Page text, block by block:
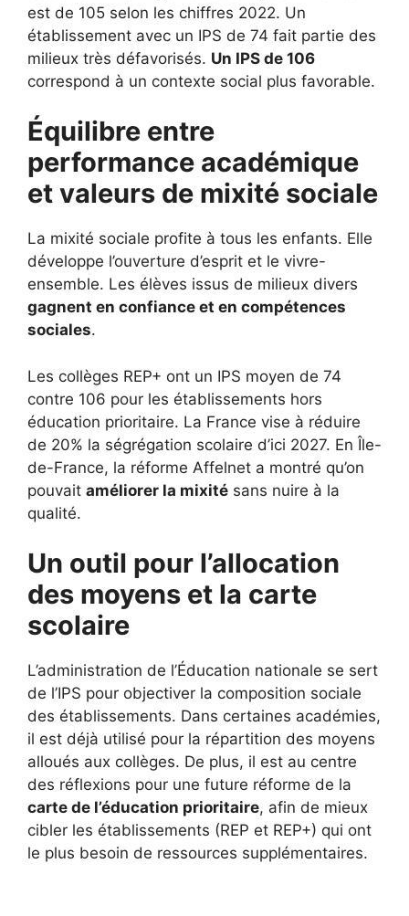
est de 105 selon les chiffres 2022. Un
établissement avec un IPS de 74 fait partie des
milieux très défavorisés. Un IPS de 106
correspond à un contexte social plus favorable.
Équilibre entre
performance académique
et valeurs de mixité sociale
La mixité sociale profite à tous les enfants. Elle
développe l’ouverture d’esprit et le vivre-
ensemble. Les élèves issus de milieux divers
gagnent en confiance et en compétences
sociales.
Les collèges REP+ ont un IPS moyen de 74
contre 106 pour les établissements hors
éducation prioritaire. La France vise à réduire
de 20% la ségrégation scolaire d’ici 2027. En Île-
de-France, la réforme Affelnet a montré qu’on
pouvait améliorer la mixité sans nuire à la
qualité.
Un outil pour l’allocation
des moyens et la carte
scolaire
L’administration de l’Éducation nationale se sert
de l’IPS pour objectiver la composition sociale
des établissements. Dans certaines académies,
il est déjà utilisé pour la répartition des moyens
alloués aux collèges. De plus, il est au centre
des réflexions pour une future réforme de la
carte de l’éducation prioritaire, afin de mieux
cibler les établissements (REP et REP+) qui ont
le plus besoin de ressources supplémentaires.